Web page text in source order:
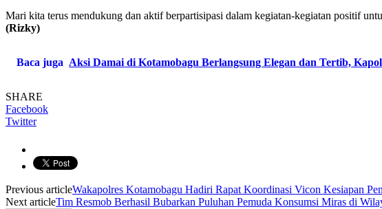
Mari kita terus mendukung dan aktif berpartisipasi dalam kegiatan-kegiatan positif
(Rizky)
Baca juga Aksi Damai di Kotamobagu Berlangsung Elegan dan Tertib,
SHARE
Facebook
Twitter
Previous articleWakapolres Kotamobagu Hadiri Rapat Koordinasi Vicon Kesiapan
Next articleTim Resmob Berhasil Bubarkan Puluhan Pemuda Konsumsi Miras di